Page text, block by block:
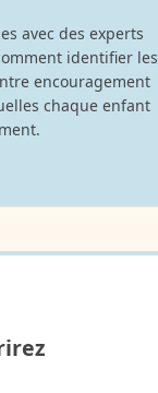
avec des experts
identifier les
encouragement
chaque enfant